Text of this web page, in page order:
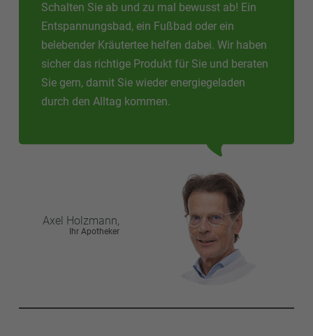
Schalten Sie ab und zu mal bewusst ab! Ein
Entspannungsbad, ein Fußbad oder ein
belebender Kräutertee helfen dabei. Wir haben
sicher das richtige Produkt für Sie und beraten
Sie gern, damit Sie wieder energiegeladen
durch den Alltag kommen.
Axel Holzmann,
Ihr Apotheker